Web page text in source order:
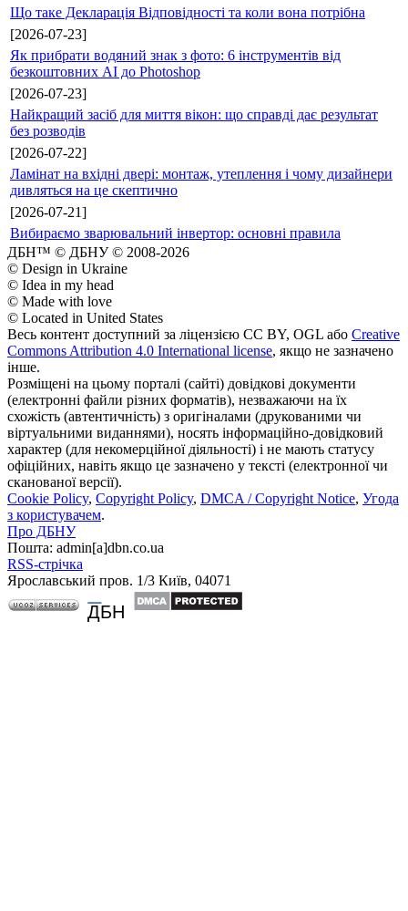
Що таке Декларація Відповідності та коли вона потрібна
[2026-07-23]
Як прибрати водяний знак з фото: 6 інструментів від
безкоштовних AI до Photoshop
[2026-07-23]
Найкращий засіб для миття вікон: що справді дає результат
без розводів
[2026-07-22]
Ламінат на вхідні двері: монтаж, утеплення і чому дизайнери
дивляться на це скептично
[2026-07-21]
Вибираємо зварювальний інвертор: основні правила
ДБН™ © ДБНУ © 2008-2026
© Design in Ukraine
© Idea in my head
© Made with love
© Located in United States
Весь контент доступний за ліцензією CC BY, OGL або Creative
Commons Attribution 4.0 International license, якщо не зазначено
інше.
Розміщені на цьому порталі (сайті) довідкові документи
(електронні файли різних форматів), незважаючи на їх
схожість (автентичність) з оригіналами (друкованими чи
віртуальними виданнями), носять інформаційно-довідковий
характер (для некомерційної діяльності) і не мають статусу
офіційних, навіть якщо це зазначено у тексті (електронної чи
сканованої версії).
Cookie Policy, Copyright Policy, DMCA / Copyright Notice, Угода
з користувачем.
Про ДБНУ
Пошта: admin[а]dbn.co.ua
RSS-стрічка
Ярославський пров. 1/3 Київ, 04071